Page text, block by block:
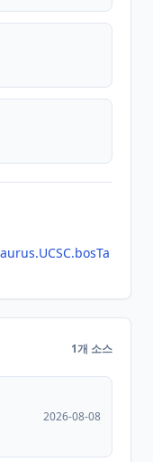
1개 소스
2026-08-08